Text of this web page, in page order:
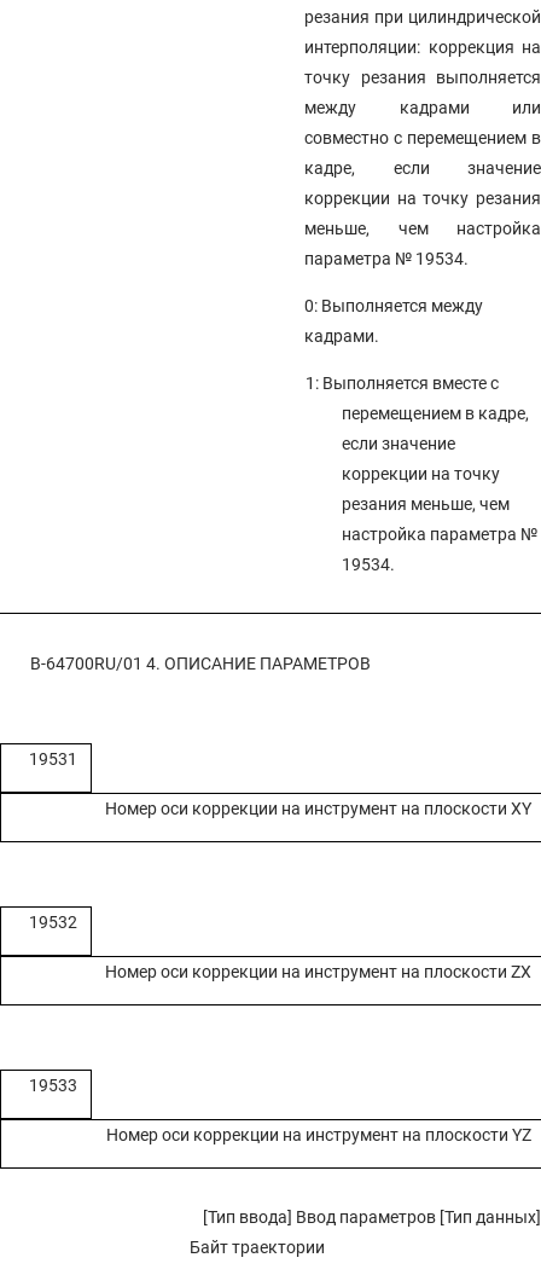
резания при цилиндрической
интерполяции: коррекция на
точку резания выполняется
между кадрами или
совместно с перемещением в
кадре, если значение
коррекции на точку резания
меньше, чем настройка
параметра № 19534.
0: Выполняется между
кадрами.
1: Выполняется вместе с
перемещением в кадре,
если значение
коррекции на точку
резания меньше, чем
настройка параметра №
19534.
B-64700RU/014. ОПИСАНИЕ ПАРАМЕТРОВ
19531
Номер оси коррекции на инструмент на плоскости XY
19532
Номер оси коррекции на инструмент на плоскости ZX
19533
Номер оси коррекции на инструмент на плоскости YZ
[Тип ввода] Ввод параметров [Тип данных]
Байт траектории